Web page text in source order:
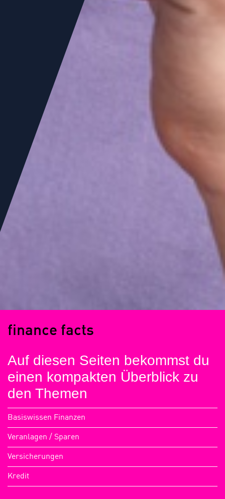
finance facts
Auf diesen Seiten bekommst du
einen kompakten Überblick zu
den Themen
Basiswissen Finanzen
Veranlagen / Sparen
Versicherungen
Kredit